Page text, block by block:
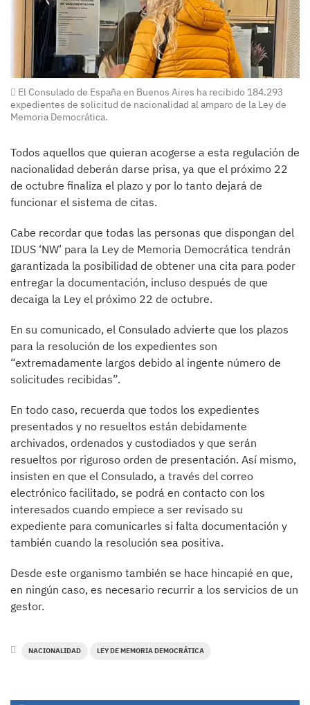
El Consulado de España en Buenos Aires ha recibido 184.293
expedientes de solicitud de nacionalidad al amparo de la Ley de
Memoria Democrática.
Todos aquellos que quieran acogerse a esta regulación de
nacionalidad deberán darse prisa, ya que el próximo 22
de octubre finaliza el plazo y por lo tanto dejará de
funcionar el sistema de citas.
Cabe recordar que todas las personas que dispongan del
IDUS ‘NW’ para la Ley de Memoria Democrática tendrán
garantizada la posibilidad de obtener una cita para poder
entregar la documentación, incluso después de que
decaiga la Ley el próximo 22 de octubre.
En su comunicado, el Consulado advierte que los plazos
para la resolución de los expedientes son
“extremadamente largos debido al ingente número de
solicitudes recibidas”.
En todo caso, recuerda que todos los expedientes
presentados y no resueltos están debidamente
archivados, ordenados y custodiados y que serán
resueltos por riguroso orden de presentación. Así mismo,
insisten en que el Consulado, a través del correo
electrónico facilitado, se podrá en contacto con los
interesados cuando empiece a ser revisado su
expediente para comunicarles si falta documentación y
también cuando la resolución sea positiva.
Desde este organismo también se hace hincapié en que,
en ningún caso, es necesario recurrir a los servicios de un
gestor.
NACIONALIDAD LEY DE MEMORIA DEMOCRÁTICA